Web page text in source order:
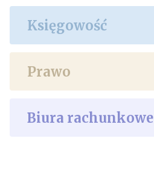
Księgowość
Prawo
Biura rachunkowe